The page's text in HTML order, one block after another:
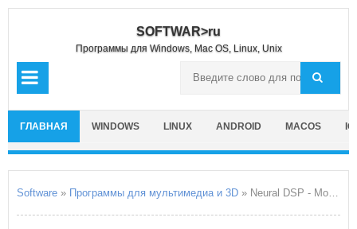
SOFTWAR>ru
Программы для Windows, Mac OS, Linux, Unix
ГЛАВНАЯ WINDOWS LINUX ANDROID MACOS
Software » Программы для мультимедиа и 3D » Neural DSP - Morgan Amps Suite